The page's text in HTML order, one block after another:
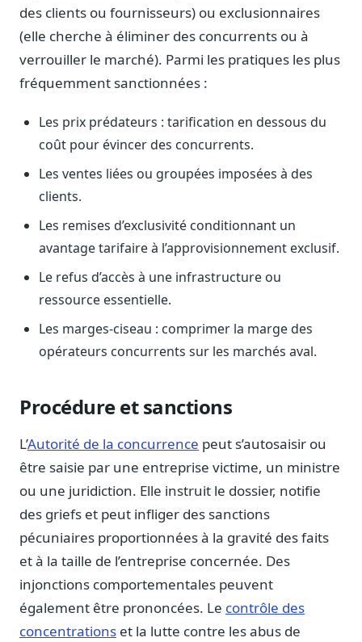
17 guides sur le Parlement, la procédure, le plaidoyer
Blog & Podcast Hémicycle
Analyses, méthodes, coulisses
Lexique parlementaire
1027 termes expliqués
Glossaire affaires publiques
23 flux indexés
Le changelog mensuel
Ils utilisent Legiwatch
Qui sommes-nous
Charte IA
Fiabilité, souveraineté, sobriété
Sécurité
Hébergement européen, RGPD
Presse
Kit média, contacts
des clients ou fournisseurs) ou exclusionnaires
(elle cherche à éliminer des concurrents ou à
verrouiller le marché). Parmi les pratiques les plus
fréquemment sanctionnées :
Les prix prédateurs : tarification en dessous du
coût pour évincer des concurrents.
Les ventes liées ou groupées imposées à des
clients.
Les remises d’exclusivité conditionnant un
avantage tarifaire à l’approvisionnement exclusif.
Le refus d’accès à une infrastructure ou
ressource essentielle.
Les marges-ciseau : comprimer la marge des
opérateurs concurrents sur les marchés aval.
Procédure et sanctions
L’Autorité de la concurrence peut s’autosaisir ou
être saisie par une entreprise victime, un ministre
ou une juridiction. Elle instruit le dossier, notifie
des griefs et peut infliger des sanctions
pécuniaires proportionnées à la gravité des faits
et à la taille de l’entreprise concernée. Des
injonctions comportementales peuvent
également être prononcées. Le contrôle des
concentrations et la lutte contre les abus de